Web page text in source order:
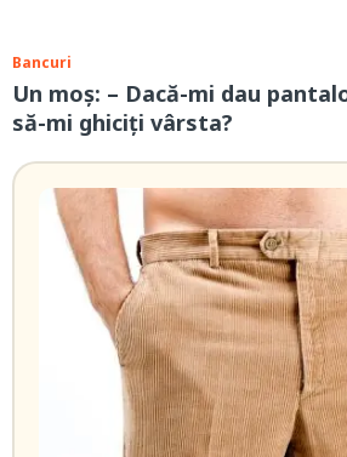
Bancuri
Un moș: – Dacă-mi dau
să-mi ghiciți vârsta?